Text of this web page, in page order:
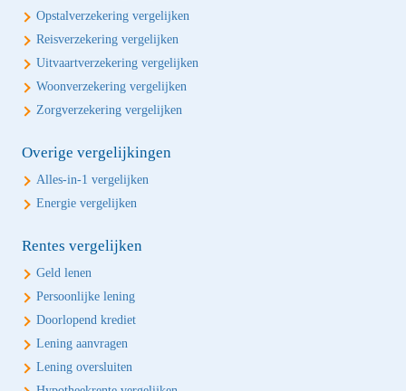
Opstalverzekering vergelijken
Reisverzekering vergelijken
Uitvaartverzekering vergelijken
Woonverzekering vergelijken
Zorgverzekering vergelijken
Overige vergelijkingen
Alles-in-1 vergelijken
Energie vergelijken
Rentes vergelijken
Geld lenen
Persoonlijke lening
Doorlopend krediet
Lening aanvragen
Lening oversluiten